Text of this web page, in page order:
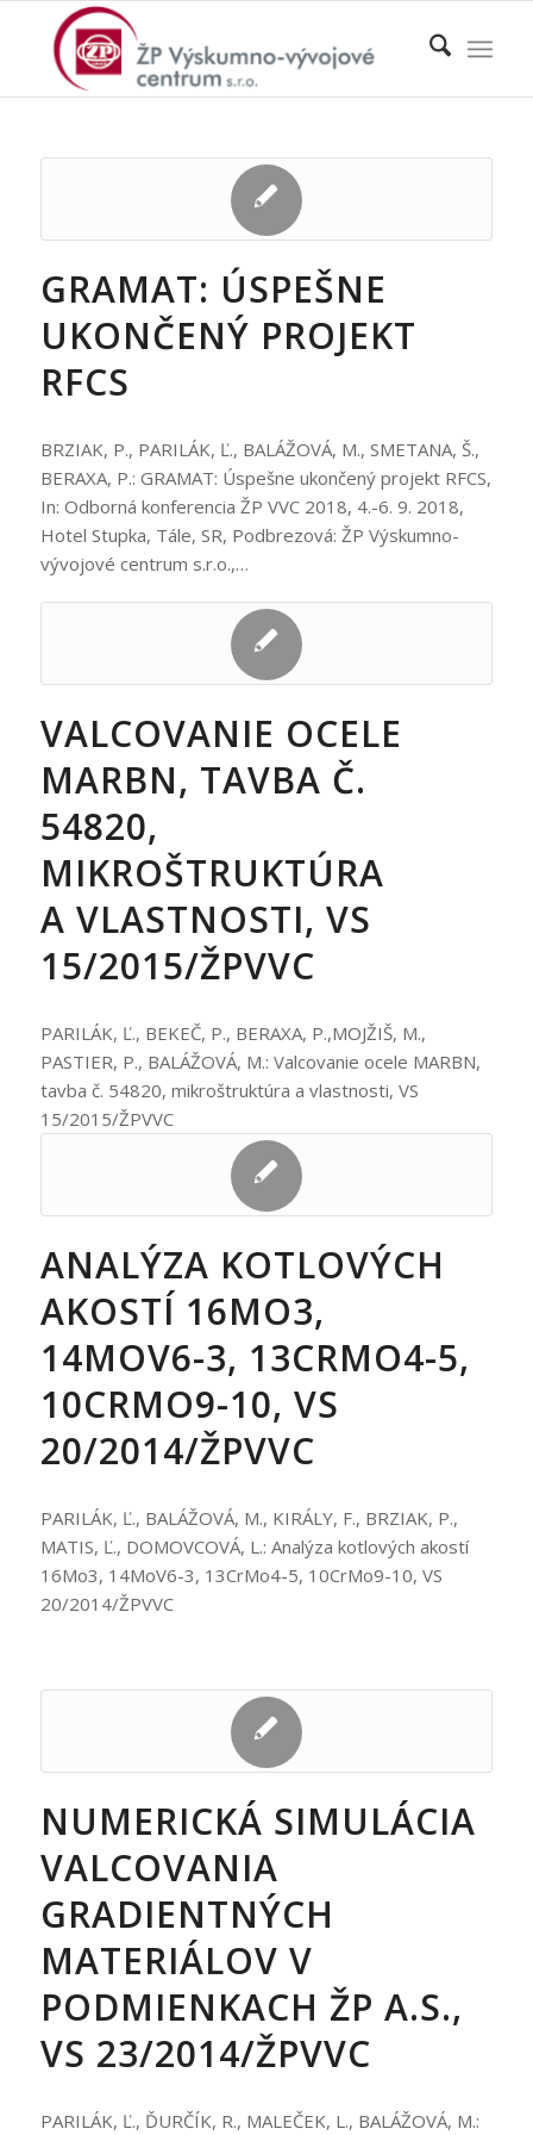
GRAMAT: ÚSPEŠNE
UKONČENÝ PROJEKT
RFCS
BRZIAK, P., PARILÁK, Ľ., BALÁŽOVÁ, M., SMETANA, Š.,
BERAXA, P.: GRAMAT: Úspešne ukončený projekt RFCS,
In: Odborná konferencia ŽP VVC 2018, 4.-6. 9. 2018,
Hotel Stupka, Tále, SR, Podbrezová: ŽP Výskumno-
vývojové centrum s.r.o.,…
VALCOVANIE OCELE
MARBN, TAVBA Č.
54820,
MIKROŠTRUKTÚRA
A VLASTNOSTI, VS
15/2015/ŽPVVC
PARILÁK, Ľ., BEKEČ, P., BERAXA, P.,MOJŽIŠ, M.,
PASTIER, P., BALÁŽOVÁ, M.: Valcovanie ocele MARBN,
tavba č. 54820, mikroštruktúra a vlastnosti, VS
15/2015/ŽPVVC
ANALÝZA KOTLOVÝCH
AKOSTÍ 16MO3,
14MOV6-3, 13CRMO4-5,
10CRMO9-10, VS
20/2014/ŽPVVC
PARILÁK, Ľ., BALÁŽOVÁ, M., KIRÁLY, F., BRZIAK, P.,
MATIS, Ľ., DOMOVCOVÁ, L.: Analýza kotlových akostí
16Mo3, 14MoV6-3, 13CrMo4-5, 10CrMo9-10, VS
20/2014/ŽPVVC
NUMERICKÁ SIMULÁCIA
VALCOVANIA
GRADIENTNÝCH
MATERIÁLOV V
PODMIENKACH ŽP A.S.,
VS 23/2014/ŽPVVC
PARILÁK, Ľ., ĎURČÍK, R., MALEČEK, L., BALÁŽOVÁ, M.: